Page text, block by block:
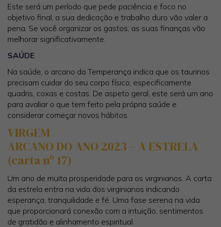
Este será um período que pede paciência e foco no
objetivo final, a sua dedicação e trabalho duro vão valer a
pena. Se você organizar os gastos, as suas finanças vão
melhorar significativamente.
SAÚDE
Na saúde, o arcano da Temperança indica que os taurinos
precisam cuidar do seu corpo físico, especificamente
quadris, coxas e costas. De aspeto geral, este será um ano
para avaliar o que tem feito pela própria saúde e
considerar começar novos hábitos.
VIRGEM
ARCANO DO ANO 2023 – A ESTRELA
(carta nº 17)
Um ano de muita prosperidade para os virginianos. A carta
da estrela entra na vida dos virginianos indicando
esperança, tranquilidade e fé. Uma fase serena na vida
que proporcionará conexão com a intuição, sentimentos
de gratidão e alinhamento espiritual.